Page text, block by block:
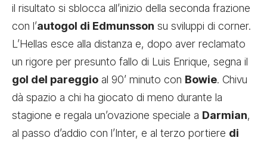
il risultato si sblocca all’inizio della seconda frazione
con l’autogol di Edmunsson su sviluppi di corner.
L’Hellas esce alla distanza e, dopo aver reclamato
un rigore per presunto fallo di Luis Enrique, segna il
gol del pareggio al 90’ minuto con Bowie. Chivu
dà spazio a chi ha giocato di meno durante la
stagione e regala un’ovazione speciale a Darmian,
al passo d’addio con l’Inter, e al terzo portiere di